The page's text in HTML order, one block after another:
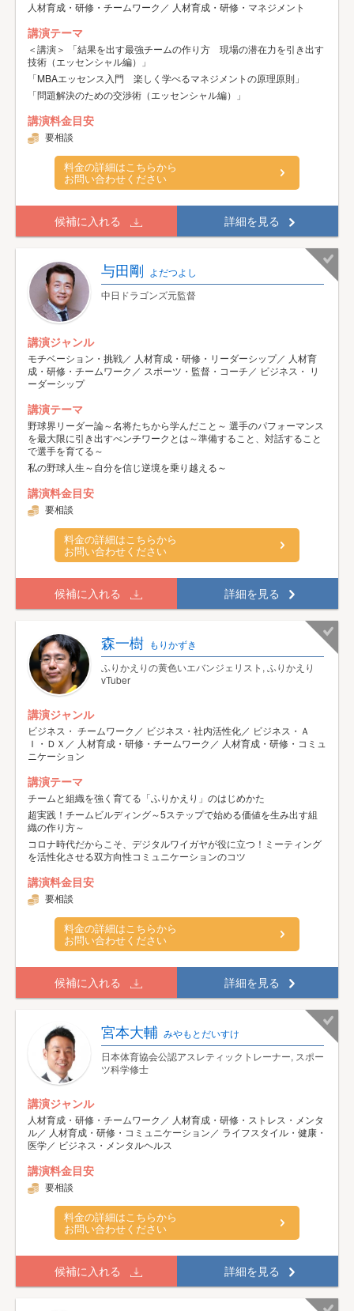
人材育成・研修・チームワーク／ 人材育成・研修・マネジメント
講演テーマ
＜講演＞ 「結果を出す最強チームの作り方 現場の潜在力を引き出す
技術（エッセンシャル編）」
「MBAエッセンス入門 楽しく学べるマネジメントの原理原則」
「問題解決のための交渉術（エッセンシャル編）」
講演料金目安
要相談
料金の詳細はこちらから
お問い合わせください
候補に入れる 詳細を見る
与田剛 よだつよし
中日ドラゴンズ元監督
講演ジャンル
モチベーション・挑戦／ 人材育成・研修・リーダーシップ／ 人材育
成・研修・チームワーク／ スポーツ・監督・コーチ／ ビジネス・ リ
ーダーシップ
講演テーマ
野球界リーダー論～名将たちから学んだこと～ 選手のパフォーマンス
を最大限に引き出すべンチワークとは～準備すること、対話すること
で選手を育てる～
私の野球人生～自分を信じ逆境を乗り越える～
講演料金目安
要相談
料金の詳細はこちらから
お問い合わせください
候補に入れる 詳細を見る
森一樹 もりかずき
ふりかえりの黄色いエバンジェリスト, ふりかえり
vTuber
講演ジャンル
ビジネス・ チームワーク／ ビジネス・社内活性化／ ビジネス・Ａ
Ｉ・ＤＸ／ 人材育成・研修・チームワーク／ 人材育成・研修・コミュ
ニケーション
講演テーマ
チームと組織を強く育てる「ふりかえり」のはじめかた
超実践！チームビルディング～5ステップで始める価値を生み出す組
織の作り方～
コロナ時代だからこそ、デジタルワイガヤが役に立つ！ミーティング
を活性化させる双方向性コミュニケーションのコツ
講演料金目安
要相談
料金の詳細はこちらから
お問い合わせください
候補に入れる 詳細を見る
宮本大輔 みやもとだいすけ
日本体育協会公認アスレティックトレーナー, スポー
ツ科学修士
講演ジャンル
人材育成・研修・チームワーク／ 人材育成・研修・ストレス・メンタ
ル／ 人材育成・研修・コミュニケーション／ ライフスタイル・健康・
医学／ ビジネス・メンタルヘルス
講演料金目安
要相談
料金の詳細はこちらから
お問い合わせください
候補に入れる 詳細を見る